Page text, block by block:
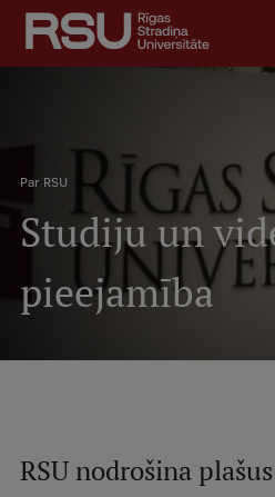
Pārlekt
galveno
saturu
Meklēt Mobile
augšējā
izvēlne
Skolēniem
Studentiem
Absolventiem
Darbiniekiem
Vakances
Atpakaļceļš
Par RSU
Studiju un
pieejamība
RSU nodrošina